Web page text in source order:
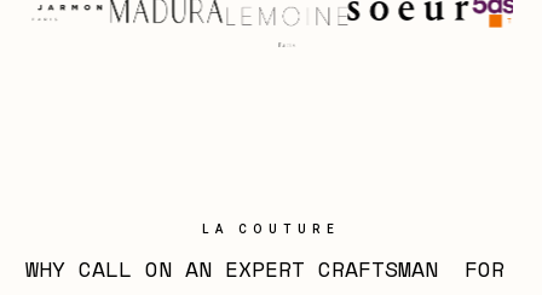
LA COUTURE
WHY CALL ON AN EXPERT CRAFTSMAN  FOR